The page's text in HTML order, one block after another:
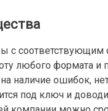
19 - начале
психология
Масс-
с
любого формата и
наличие ошибок,
под ключ и